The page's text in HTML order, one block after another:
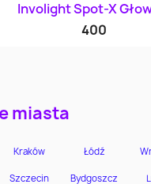
Involight Spot-X
400
miasta